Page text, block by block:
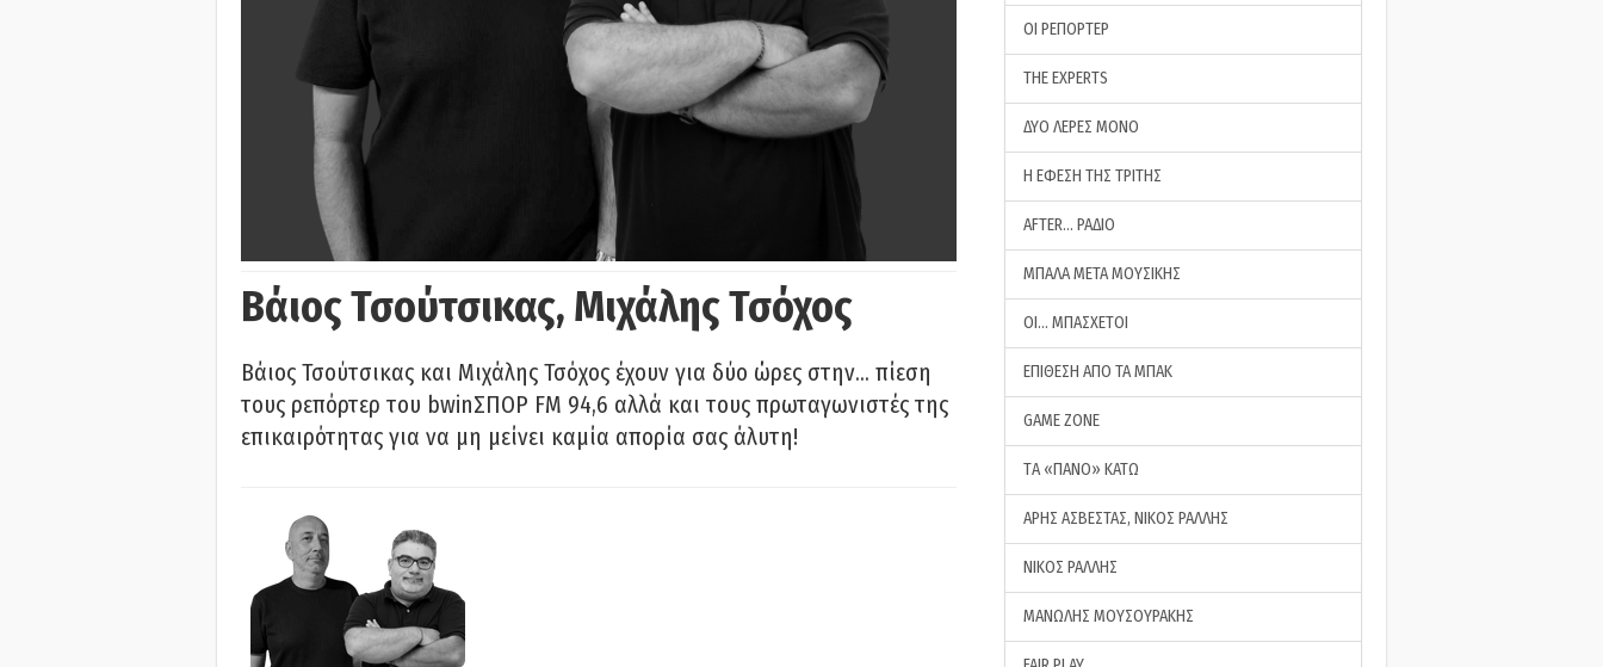
Βάιος Τσούτσικας, Μιχάλης Τσόχος
Βάιος Τσούτσικας και Μιχάλης Τσόχος έχουν για δύο ώρες στην… πίεση
τους ρεπόρτερ του bwinΣΠΟΡ FM 94,6 αλλά και τους πρωταγωνιστές της
επικαιρότητας για να μη μείνει καμία απορία σας άλυτη!
ΟΙ ΡΕΠΟΡΤΕΡ
THE EXPERTS
ΔΥΟ ΛΕΡΕΣ ΜΟΝΟ
Η ΕΦΕΣΗ ΤΗΣ ΤΡΙΤΗΣ
AFTER… ΡΑΔΙΟ
ΜΠΑΛΑ ΜΕΤΑ ΜΟΥΣΙΚΗΣ
ΟΙ… ΜΠΑΣΧΕΤΟΙ
ΕΠΙΘΕΣΗ ΑΠΟ ΤΑ ΜΠΑΚ
GAME ZONE
ΤA «ΠΑΝΟ» ΚΑΤΩ
ΑΡΗΣ ΑΣΒΕΣΤΑΣ, ΝΙΚΟΣ ΡΑΛΛΗΣ
ΝΙΚΟΣ ΡΑΛΛΗΣ
ΜΑΝΩΛΗΣ ΜΟΥΣΟΥΡΑΚΗΣ